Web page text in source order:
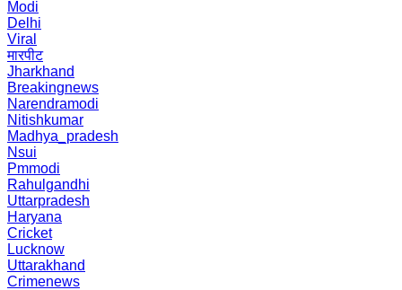
Modi
Delhi
Viral
मारपीट
Jharkhand
Breakingnews
Narendramodi
Nitishkumar
Madhya_pradesh
Nsui
Pmmodi
Rahulgandhi
Uttarpradesh
Haryana
Cricket
Lucknow
Uttarakhand
Crimenews